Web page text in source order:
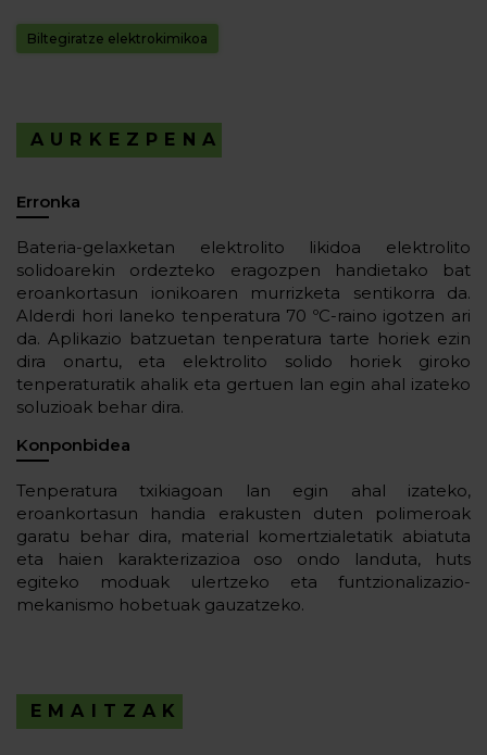
Biltegiratze elektrokimikoa
AURKEZPENA
Erronka
Bateria-gelaxketan elektrolito likidoa elektrolito
solidoarekin ordezteko eragozpen handietako bat
eroankortasun ionikoaren murrizketa sentikorra da.
Alderdi hori laneko tenperatura 70 ºC-raino igotzen ari
da. Aplikazio batzuetan tenperatura tarte horiek ezin
dira onartu, eta elektrolito solido horiek giroko
tenperaturatik ahalik eta gertuen lan egin ahal izateko
soluzioak behar dira.
Konponbidea
Tenperatura txikiagoan lan egin ahal izateko,
eroankortasun handia erakusten duten polimeroak
garatu behar dira, material komertzialetatik abiatuta
eta haien karakterizazioa oso ondo landuta, huts
egiteko moduak ulertzeko eta funtzionalizazio-
mekanismo hobetuak gauzatzeko.
EMAITZAK